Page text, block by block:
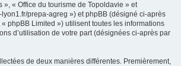
», « Office du tourisme de Topoldavie » et
prepa-agreg ») et phpBB (désigné ci-après
phpBB Limited ») utilisent toutes les informations
d’utilisation de votre part (désignées ci-après par
de deux manières différentes. Premièrement,